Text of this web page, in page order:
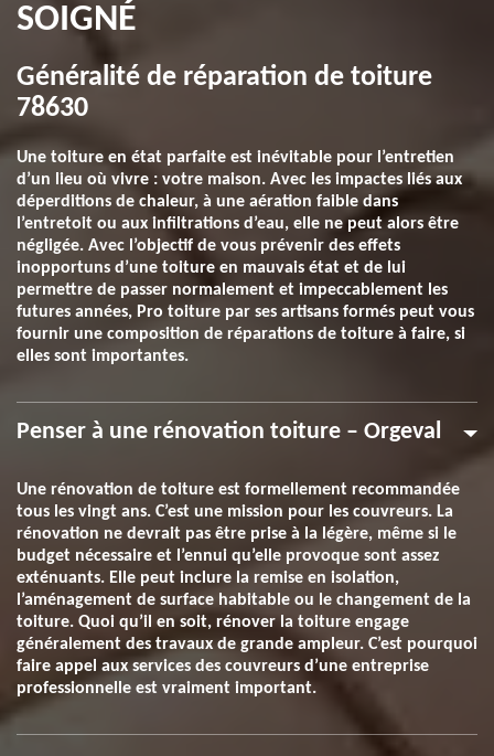
SOIGNÉ
Généralité de réparation de toiture
78630
Une toiture en état parfaite est inévitable pour l’entretien
d’un lieu où vivre : votre maison. Avec les impactes liés aux
déperditions de chaleur, à une aération faible dans
l’entretoit ou aux infiltrations d’eau, elle ne peut alors être
négligée. Avec l’objectif de vous prévenir des effets
inopportuns d’une toiture en mauvais état et de lui
permettre de passer normalement et impeccablement les
futures années, Pro toiture par ses artisans formés peut vous
fournir une composition de réparations de toiture à faire, si
elles sont importantes.
Penser à une rénovation toiture – Orgeval
Une rénovation de toiture est formellement recommandée
tous les vingt ans. C’est une mission pour les couvreurs. La
rénovation ne devrait pas être prise à la légère, même si le
budget nécessaire et l’ennui qu’elle provoque sont assez
exténuants. Elle peut inclure la remise en isolation,
l’aménagement de surface habitable ou le changement de la
toiture. Quoi qu’il en soit, rénover la toiture engage
généralement des travaux de grande ampleur. C’est pourquoi
faire appel aux services des couvreurs d’une entreprise
professionnelle est vraiment important.